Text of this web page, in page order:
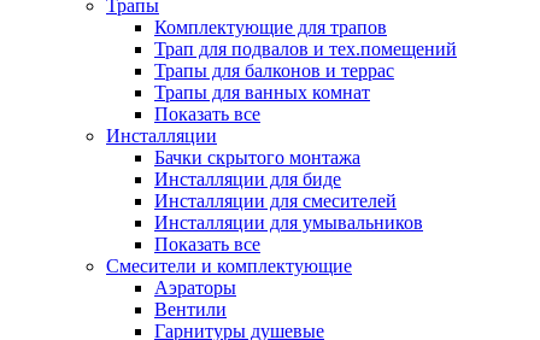
Трапы
Комплектующие для трапов
Трап для подвалов и тех.помещений
Трапы для балконов и террас
Трапы для ванных комнат
Показать все
Инсталляции
Бачки скрытого монтажа
Инсталляции для биде
Инсталляции для смесителей
Инсталляции для умывальников
Показать все
Смесители и комплектующие
Аэраторы
Вентили
Гарнитуры душевые